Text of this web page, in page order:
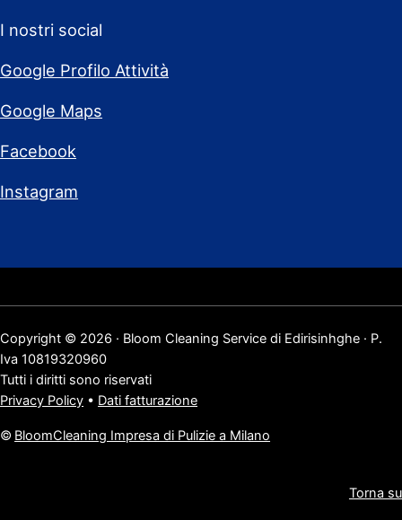
I nostri social
Google Profilo Attività
Google Maps
Facebook
Instagram
Copyright © 2026 · Bloom Cleaning Service di Edirisinhghe · P.
Iva 10819320960
Tutti i diritti sono riservati
Privacy Policy • Dati fatturazione
© BloomCleaning Impresa di Pulizie a Milano
Torna su